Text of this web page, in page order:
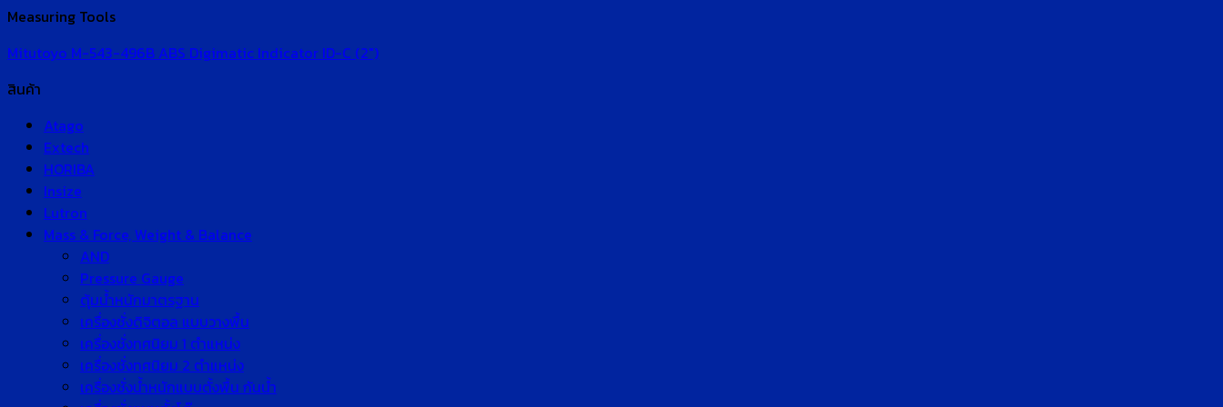
Measuring Tools
Mitutoyo M-543-496B ABS Digimatic Indicator ID-C (2″)
สินค้า
Atago
Extech
HORIBA
Insize
Lutron
Mass & Force, Weight & Balance
AND
Pressure Gauge
ตุ้มน้ำหนักมาตรฐาน
เครื่องชั่งดิจิตอล แบบวางพื้น
เครื่องชั่งทศนิยม 1 ตำแหน่ง
เครื่องชั่งทศนิยม 2 ตำแหน่ง
เครื่องชั่งน้ำหนักแบบตั้งพื้น กันน้ำ